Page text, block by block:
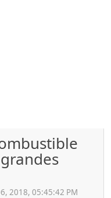
2018, 05:45:42 PM